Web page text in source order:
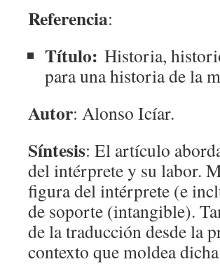
Referencia:
Título: Historia,
para una historia de la
Autor: Alonso Icíar.
Síntesis: El artículo
del intérprete y su labor.
figura del intérprete (e
de soporte (intangible).
de la traducción desde la
contexto que moldea